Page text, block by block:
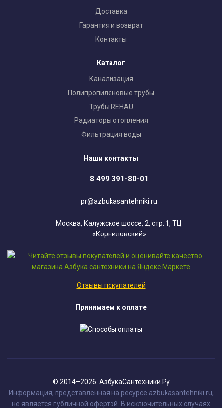
Доставка
Гарантия и возврат
Контакты
Каталог
Канализация
Полипропиленовые трубы
Трубы REHAU
Радиаторы отопления
Фильтрация воды
Наши контакты
8 499 391-80-01
pr@azbukasantehniki.ru
Москва, Калужское шоссе, 2, стр. 1, ТЦ
«Корниловский»
Отзывы покупателей
Принимаем к оплате
© 2014–2026. АзбукаСантехники.Ру
Информация, представленная на ресурсе azbukasantehniki.ru,
не является публичной офертой. В исключительных случаях